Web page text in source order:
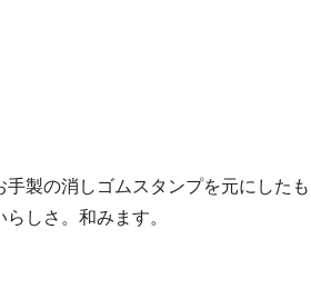
製の消しゴムスタンプを元にしたも
しさ。和みます。